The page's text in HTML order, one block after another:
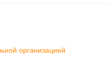
организацией